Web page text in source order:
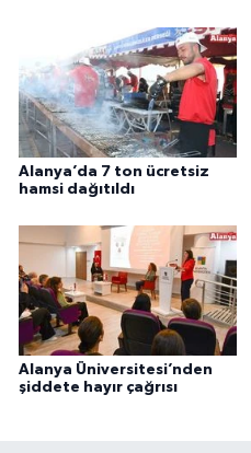
Alanya’da 7 ton ücretsiz
hamsi dağıtıldı
Alanya Üniversitesi’nden
şiddete hayır çağrısı